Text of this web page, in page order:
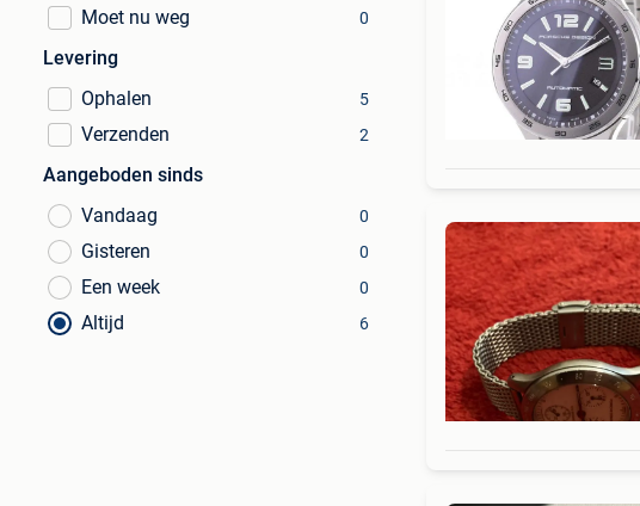
Moet nu weg
0
Levering
Ophalen
5
Verzenden 2
Aangeboden sinds
Vandaag
0
Gisteren 0
Een week 0
Altijd 6